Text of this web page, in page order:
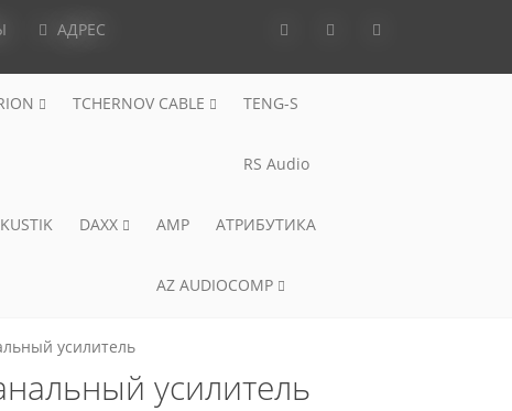
АДРЕС
TCHERNOV CABLE TENG-S
RS Audio
DAXX AMP АТРИБУТИКА
AZ AUDIOCOMP
усилитель
усилитель